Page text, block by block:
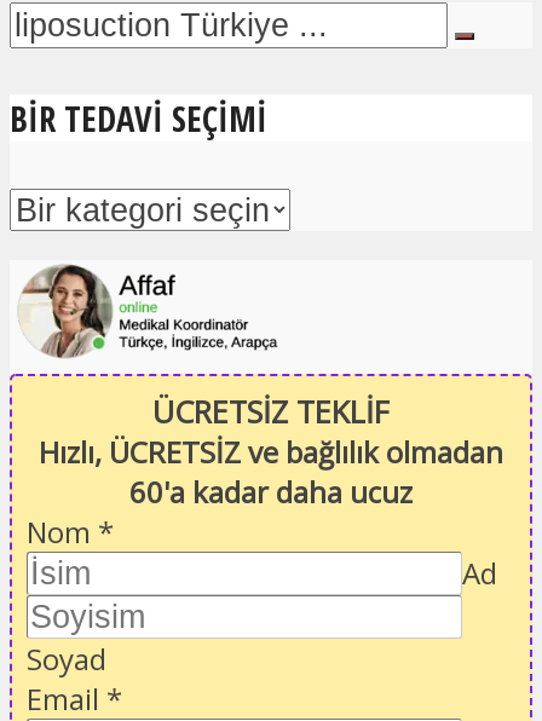
BIR TEDAVI SEÇIMI
ÜCRETSİZ TEKLİF
Hızlı, ÜCRETSİZ ve bağlılık olmadan
60'a kadar daha ucuz
Nom *
Ad
Soyad
Email *